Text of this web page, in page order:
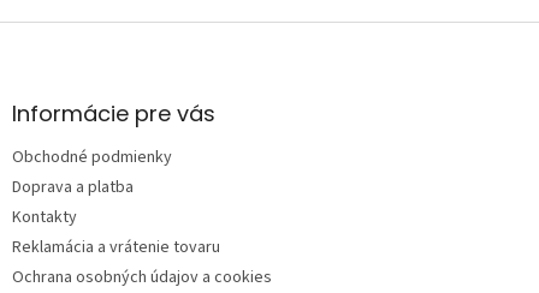
Z
ä
e
Informácie pre vás
Obchodné podmienky
Doprava a platba
Kontakty
Reklamácia a vrátenie tovaru
Ochrana osobných údajov a cookies